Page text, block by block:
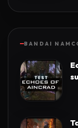
BANDAI